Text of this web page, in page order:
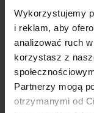
Wykorzystujemy
i reklam, aby
analizować ruch
korzystasz z
Partnerzy mogą
otrzymanymi od